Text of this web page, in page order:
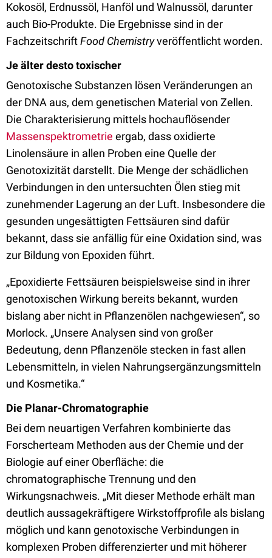
Kokosöl, Erdnussöl, Hanföl und Walnussöl, darunter
auch Bio-Produkte. Die Ergebnisse sind in der
FachzeitschriftFood Chemistryveröffentlicht worden.
Je älter desto toxischer
Genotoxische Substanzen lösen Veränderungen an
der DNA aus, dem genetischen Material von Zellen.
Die Charakterisierung mittels hochauflösender
Massenspektrometrie ergab, dass oxidierte
Linolensäure in allen Proben eine Quelle der
Genotoxizität darstellt. Die Menge der schädlichen
Verbindungen in den untersuchten Ölen stieg mit
zunehmender Lagerung an der Luft. Insbesondere die
gesunden ungesättigten Fettsäuren sind dafür
bekannt, dass sie anfällig für eine Oxidation sind, was
zur Bildung von Epoxiden führt.
„Epoxidierte Fettsäuren beispielsweise sind in ihrer
genotoxischen Wirkung bereits bekannt, wurden
bislang aber nicht in Pflanzenölen nachgewiesen“, so
Morlock. „Unsere Analysen sind von großer
Bedeutung, denn Pflanzenöle stecken in fast allen
Lebensmitteln, in vielen Nahrungsergänzungsmitteln
und Kosmetika.“
Die Planar-Chromatographie
Bei dem neuartigen Verfahren kombinierte das
Forscherteam Methoden aus der Chemie und der
Biologie auf einer Oberfläche: die
chromatographische Trennung und den
Wirkungsnachweis. „Mit dieser Methode erhält man
deutlich aussagekräftigere Wirkstoffprofile als bislang
möglich und kann genotoxische Verbindungen in
komplexen Proben differenzierter und mit höherer